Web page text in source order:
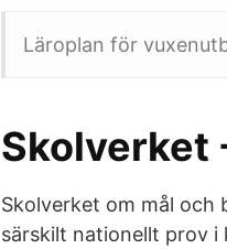
Läroplan för
Skolverket
Skolverket om mål och
särskilt nationellt prov i